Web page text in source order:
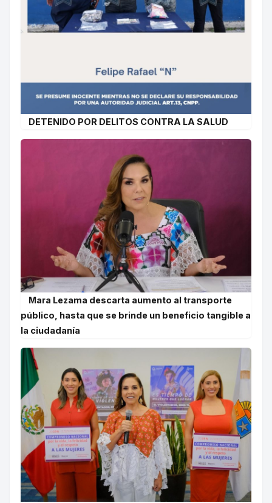
DETENIDO POR DELITOS CONTRA LA SALUD
Mara Lezama descarta aumento al transporte
público, hasta que se brinde un beneficio tangible a
la ciudadanía